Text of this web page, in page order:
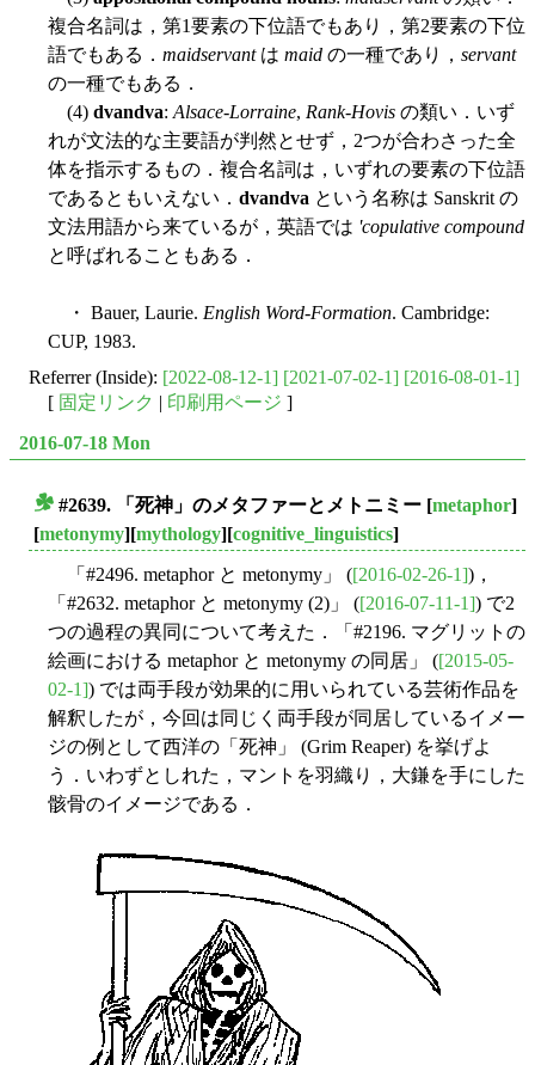
複合名詞は，第1要素の下位語でもあり，第2要素の下位
語でもある． maidservantは maid の一種であり， servant
の一種でもある．
(4) dvandva: Alsace-Lorraine, Rank-Hovis の類い．いず
れが文法的な主要語が判然とせず，2つが合わさった全
体を指示するもの．複合名詞は，いずれの要素の下位語
であるともいえない． dvandva という名称は Sanskrit の
文法用語から来ているが，英語では 'copulative compound
と呼ばれることもある．
・ Bauer, Laurie. English Word-Formation. Cambridge:
CUP, 1983.
Referrer (Inside): [2022-08-12-1] [2021-07-02-1] [2016-08-01-1]
[ 固定リンク | 印刷用ページ ]
2016-07-18 Mon
#2639. 「死神」のメタファーとメトニミー [metaphor]
[metonymy][mythology][cognitive_linguistics]
「#2496. metaphor と metonymy」 ([2016-02-26-1])，
「#2632. metaphor と metonymy (2)」 ([2016-07-11-1]) で2
つの過程の異同について考えた．「#2196. マグリットの
絵画における metaphor と metonymy の同居」 ([2015-05-
02-1]) では両手段が効果的に用いられている芸術作品を
解釈したが，今回は同じく両手段が同居しているイメー
ジの例として西洋の「死神」 (Grim Reaper) を挙げよ
う．いわずとしれた，マントを羽織り，大鎌を手にした
骸骨のイメージである．